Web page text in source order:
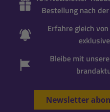
Bestellung nach
Erfahre gleich
Bleibe mit
Newsletter